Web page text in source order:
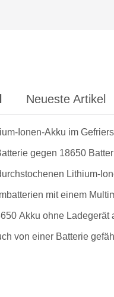
Neueste Artikel
Ionen-Akku im
gegen 18650
Lithium-
mit einem
Akku ohne Ladegerät
von einer Batterie